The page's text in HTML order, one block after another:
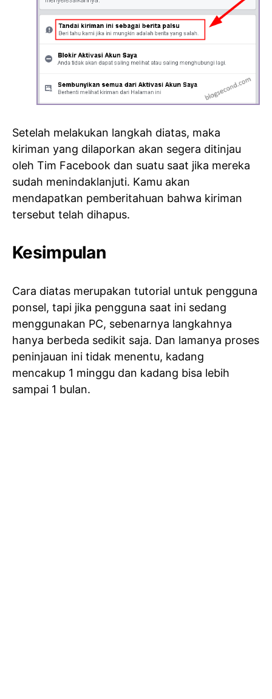
Setelah melakukan langkah diatas, maka
kiriman yang dilaporkan akan segera ditinjau
oleh Tim Facebook dan suatu saat jika mereka
sudah menindaklanjuti. Kamu akan
mendapatkan pemberitahuan bahwa kiriman
tersebut telah dihapus.
Kesimpulan
Cara diatas merupakan tutorial untuk pengguna
ponsel, tapi jika pengguna saat ini sedang
menggunakan PC, sebenarnya langkahnya
hanya berbeda sedikit saja. Dan lamanya proses
peninjauan ini tidak menentu, kadang
mencakup 1 minggu dan kadang bisa lebih
sampai 1 bulan.